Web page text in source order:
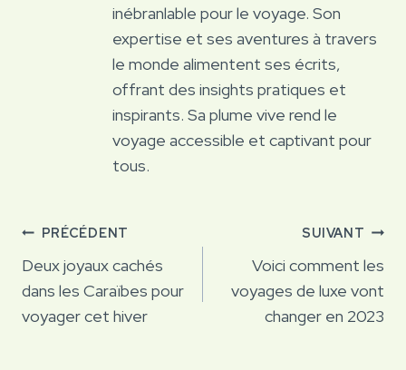
inébranlable pour le voyage. Son
expertise et ses aventures à travers
le monde alimentent ses écrits,
offrant des insights pratiques et
inspirants. Sa plume vive rend le
voyage accessible et captivant pour
tous.
Navigation
de
l’article
PRÉCÉDENT
Deux joyaux cachés
dans les Caraïbes pour
voyager cet hiver
SUIVANT
Voici comment les
voyages de luxe vont
changer en 2023